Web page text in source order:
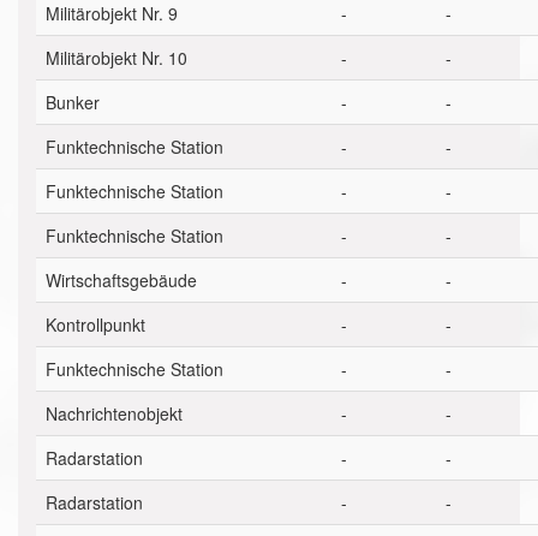
Militärobjekt Nr. 9
-
-
Militärobjekt Nr. 10
-
-
Bunker
-
-
Funktechnische Station
-
-
Funktechnische Station
-
-
Funktechnische Station
-
-
Wirtschaftsgebäude
-
-
Kontrollpunkt
-
-
Funktechnische Station
-
-
Nachrichtenobjekt
-
-
Radarstation
-
-
Radarstation
-
-